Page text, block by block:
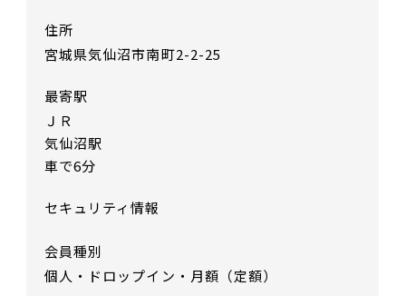
住所
宮城県気仙沼市南町2-2-25
最寄駅
ＪＲ
気仙沼駅
車で6分
セキュリティ情報
会員種別
個人・ドロップイン・月額（定額）